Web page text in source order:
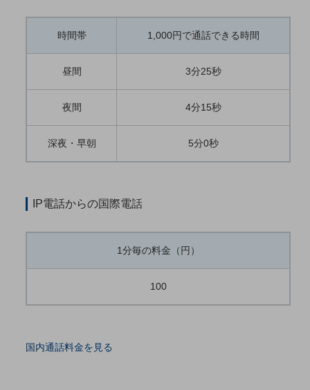
製造・建設業
モバイルTOP
おすすめの機種、料金やサービスをご紹介
ビジネス向けスマートフォン
5G対応ホームルーター
IOT完了済みメーカーブランド製品
時間帯 1,000円で通話できる時間
昼間 3分25秒
夜間 4分15秒
深夜・早朝 5分0秒
IP電話からの国際電話
1分毎の料金（円）
100
国内通話料金を見る